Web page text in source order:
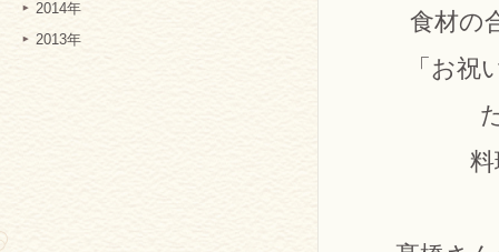
2014年
2013年
食材の
「お